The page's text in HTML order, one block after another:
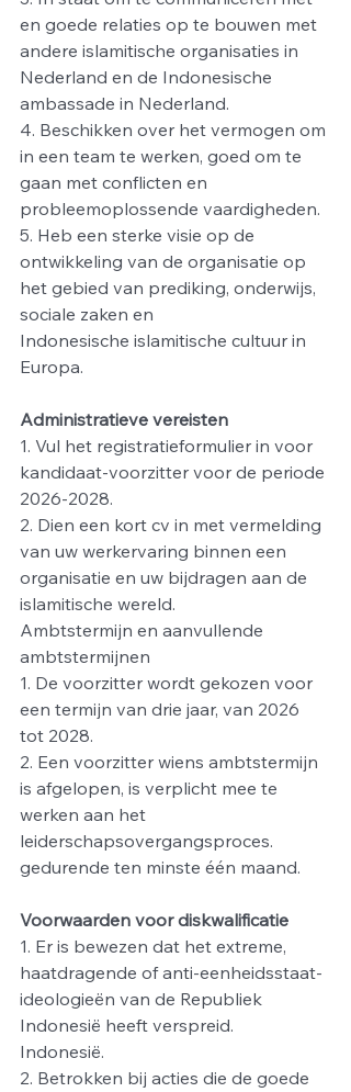
en goede relaties op te bouwen met
andere islamitische organisaties in
Nederland en de Indonesische
ambassade in Nederland.
4. Beschikken over het vermogen om
in een team te werken, goed om te
gaan met conflicten en
probleemoplossende vaardigheden.
5. Heb een sterke visie op de
ontwikkeling van de organisatie op
het gebied van prediking, onderwijs,
sociale zaken en
Indonesische islamitische cultuur in
Europa.
Administratieve vereisten
1. Vul het registratieformulier in voor
kandidaat-voorzitter voor de periode
2026-2028.
2. Dien een kort cv in met vermelding
van uw werkervaring binnen een
organisatie en uw bijdragen aan de
islamitische wereld.
Ambtstermijn en aanvullende
ambtstermijnen
1. De voorzitter wordt gekozen voor
een termijn van drie jaar, van 2026
tot 2028.
2. Een voorzitter wiens ambtstermijn
is afgelopen, is verplicht mee te
werken aan het
leiderschapsovergangsproces.
gedurende ten minste één maand.
Voorwaarden voor diskwalificatie
1. Er is bewezen dat het extreme,
haatdragende of anti-eenheidsstaat-
ideologieën van de Republiek
Indonesië heeft verspreid.
Indonesië.
2. Betrokken bij acties die de goede